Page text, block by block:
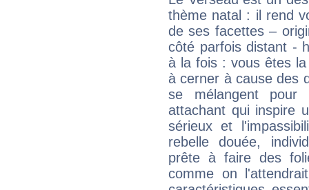
thème natal : il rend
de ses facettes –
côté parfois distant -
à la fois : vous êtes
à cerner à cause des
se mélangent
attachant qui inspire
sérieux et
rebelle douée,
prête à faire des
comme on